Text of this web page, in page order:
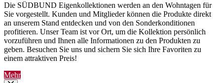
Die SÜDBUND Eigenkollektionen werden an den Wohntagen für
Sie vorgestellt. Kunden und Mitglieder können die Produkte direkt
an unserem Stand entdecken und von den Sonderkonditionen
profitieren. Unser Team ist vor Ort, um die Kollektion persönlich
vorzuführen und Ihnen alle Informationen zu den Produkten zu
geben. Besuchen Sie uns und sichern Sie sich Ihre Favoriten zu
einem attraktiven Preis!
Mehr